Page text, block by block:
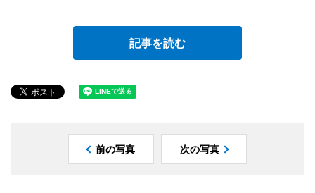
記事を読む
前の写真 次の写真